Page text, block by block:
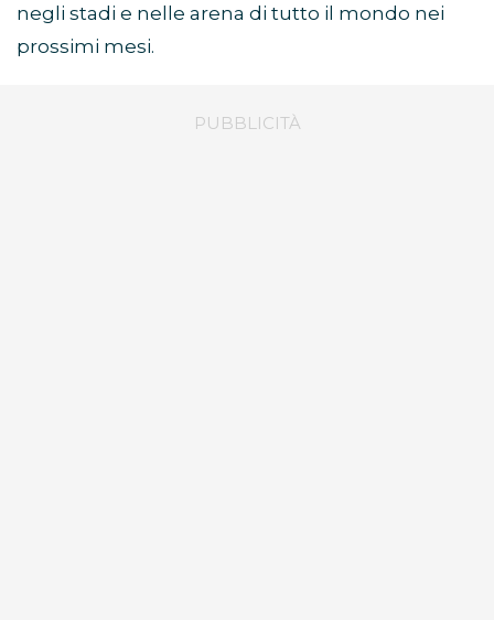
negli stadi e nelle arena di tutto il mondo nei
prossimi mesi.